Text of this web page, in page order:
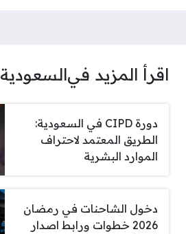
اقرأ المزيد فيالسعودية
دورة CIPD في السعودية:
الطريق المعتمد لاحتراف
الموارد البشرية
دخول الشاحنات في رمضان
2026 خطوات ورابط اصدار